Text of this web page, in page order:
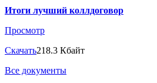
Итоги лучший коллдоговор
Просмотр
Скачать218.3 Кбайт
Все документы